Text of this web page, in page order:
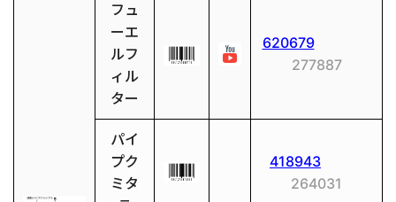
フュ
ーエ
ルフ
ィル
ター
620679
277887
パイ
プク
ミタ
418943
264031